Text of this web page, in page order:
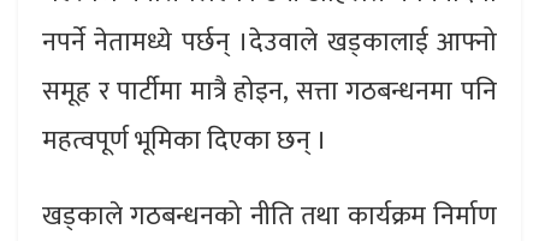
नपर्ने नेतामध्ये पर्छन् ।देउवाले खड्कालाई आफ्नो
समूह र पार्टीमा मात्रै होइन, सत्ता गठबन्धनमा पनि
महत्वपूर्ण भूमिका दिएका छन् ।
खड्काले गठबन्धनको नीति तथा कार्यक्रम निर्माण